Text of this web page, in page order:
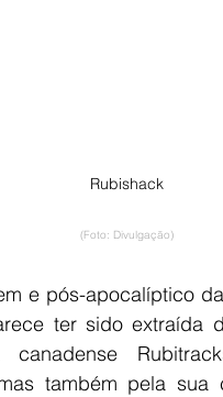
Rubishack
(Foto: Divulgação)
e pós-apocalíptico
ter sido extraída
canadense
também pela sua